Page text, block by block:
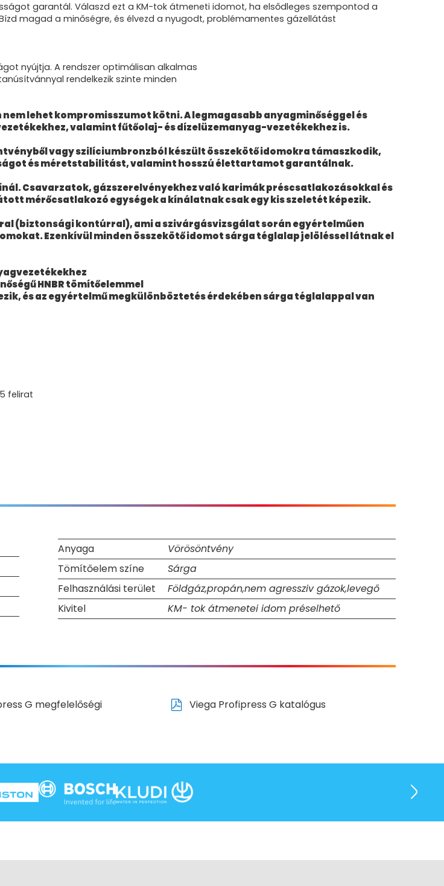
garantál. Válaszd ezt a KM-tok átmeneti idomot, ha elsődleges szempontod a
magad a minőségre, és élvezd a nyugodt, problémamentes gázellátást
nyújtja. A rendszer optimálisan alkalmas
rendelkezik szinte minden
lehet kompromisszumot kötni. A legmagasabb anyagminőséggel és
valamint fűtőolaj- és dízelüzemanyag-vezetékekhez is.
vagy szilíciumbronzból készült összekötő idomokra támaszkodik,
és méretstabilitást, valamint hosszú élettartamot garantálnak.
Csavarzatok, gázszerelvényekhez való karimák préscsatlakozásokkal és
mérőcsatlakozó egységek a kínálatnak csak egy kis szeletét képezik.
(biztonsági kontúrral), ami a szivárgásvizsgálat során egyértelműen
Ezenkívül minden összekötő idomot sárga téglalap jelöléssel látnak el
HNBR tömítőelemmel
és az egyértelmű megkülönböztetés érdekében sárga téglalappal van
felirat
Anyaga
Vörösöntvény
Tömítőelem színe
Sárga
Felhasználási terület
Földgáz,propán,nem agressziv gázok,levegő
Kivitel
KM- tok átmenetei idom préselhető
G megfelelőségi
Viega Profipress G katalógus